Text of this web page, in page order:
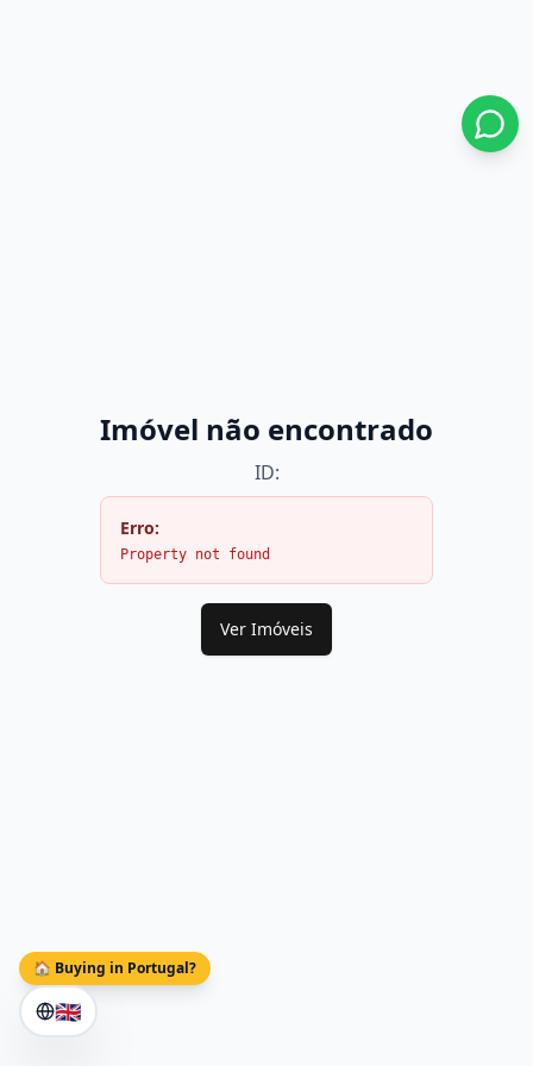
🏠 Buying in Portugal?
🇬🇧
Imóvel não encontrado
ID:
Erro:
Property not found
Ver Imóveis